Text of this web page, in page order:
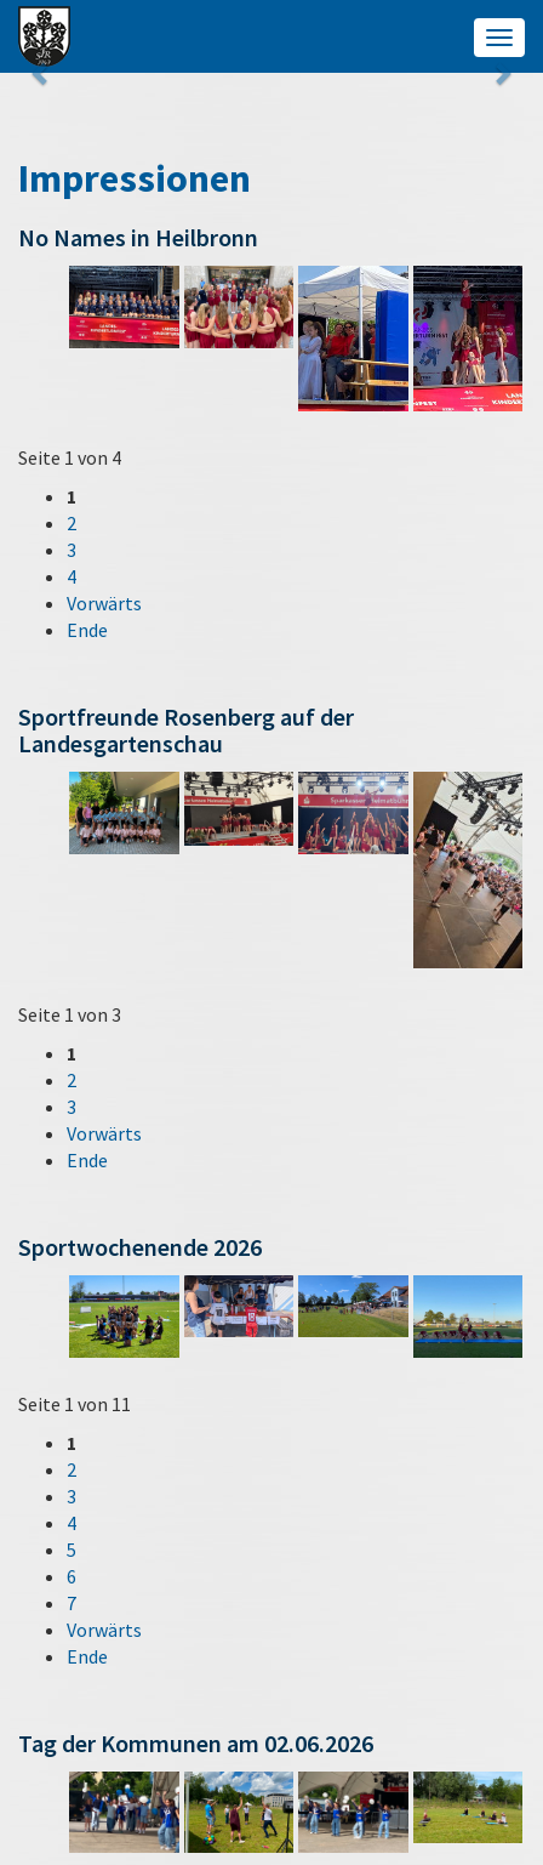
Impressionen
No Names in Heilbronn
Seite 1 von 4
1
2
3
4
Vorwärts
Ende
Sportfreunde Rosenberg auf der
Landesgartenschau
Seite 1 von 3
1
2
3
Vorwärts
Ende
Sportwochenende 2026
Seite 1 von 11
1
2
3
4
5
6
7
Vorwärts
Ende
Tag der Kommunen am 02.06.2026